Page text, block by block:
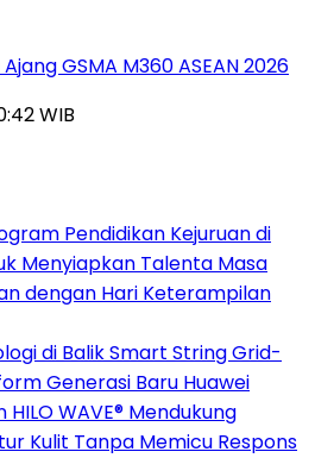
GSMA M360 ASEAN 2026
WIB
Pendidikan Kejuruan di
Menyiapkan Talenta Masa
dengan Hari Keterampilan
di Balik Smart String Grid-
Generasi Baru Huawei
HILO WAVE® Mendukung
Kulit Tanpa Memicu Respons